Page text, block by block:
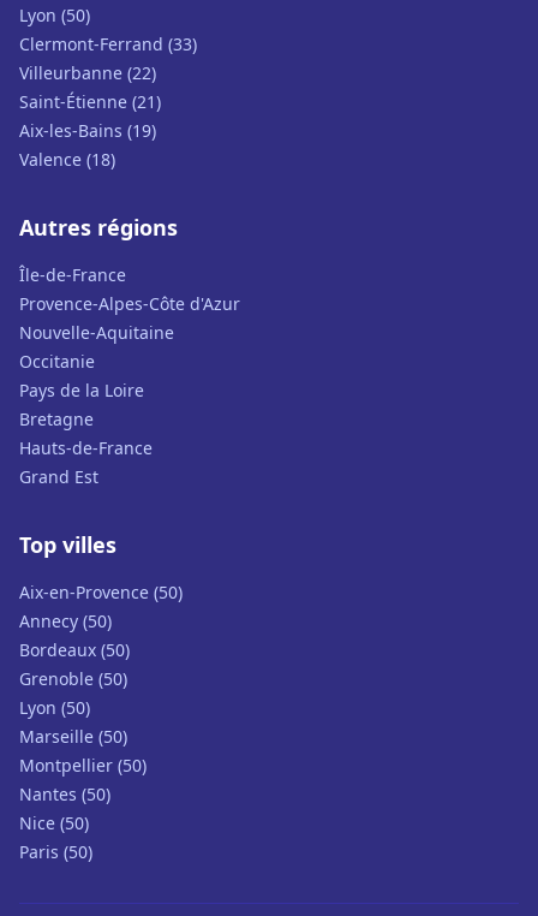
Lyon (50)
Clermont-Ferrand (33)
Villeurbanne (22)
Saint-Étienne (21)
Aix-les-Bains (19)
Valence (18)
Autres régions
Île-de-France
Provence-Alpes-Côte d'Azur
Nouvelle-Aquitaine
Occitanie
Pays de la Loire
Bretagne
Hauts-de-France
Grand Est
Top villes
Aix-en-Provence (50)
Annecy (50)
Bordeaux (50)
Grenoble (50)
Lyon (50)
Marseille (50)
Montpellier (50)
Nantes (50)
Nice (50)
Paris (50)